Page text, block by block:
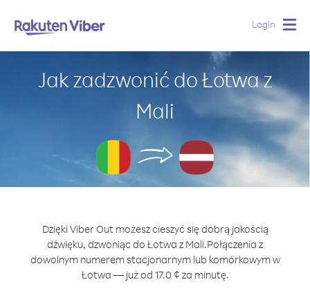
Login
Jak zadzwonić do Łotwa z
Mali
Dzięki Viber Out możesz cieszyć się dobrą jakością
dźwięku, dzwoniąc do Łotwa z Mali.Połączenia z
dowolnym numerem stacjonarnym lub komórkowym w
Łotwa — już od 17.0 ¢ za minutę.